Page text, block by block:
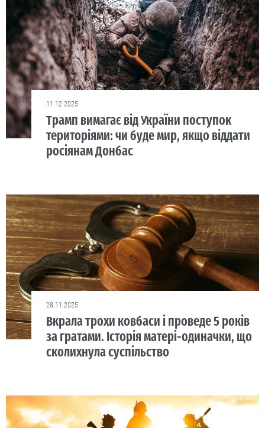
11.12.2025
Трамп вимагає від України поступок
територіями: чи буде мир, якщо віддати
росіянам Донбас
28.11.2025
Вкрала трохи ковбаси і проведе 5 років
за гратами. Історія матері-одиначки, що
сколихнула суспільство